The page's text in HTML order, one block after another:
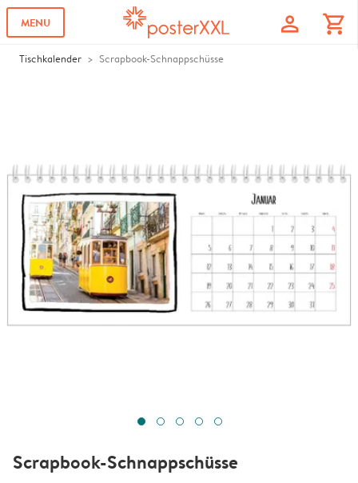
MENU profile shopping_cart
Tischkalender Scrapbook-Schnappschüsse
Scrapbook-Schnappschüsse